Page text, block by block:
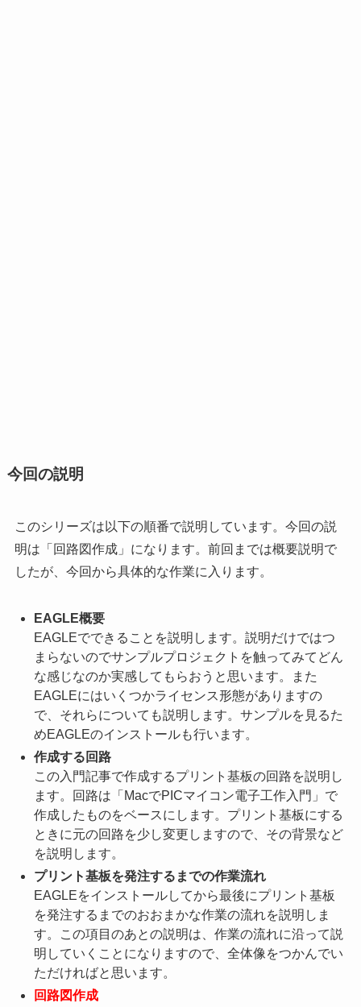
今回の説明
このシリーズは以下の順番で説明しています。今回の説
明は「回路図作成」になります。前回までは概要説明で
したが、今回から具体的な作業に入ります。
EAGLE概要
EAGLEでできることを説明します。説明だけではつ
まらないのでサンプルプロジェクトを触ってみてどん
な感じなのか実感してもらおうと思います。また
EAGLEにはいくつかライセンス形態がありますの
で、それらについても説明します。サンプルを見るた
めEAGLEのインストールも行います。
作成する回路
この入門記事で作成するプリント基板の回路を説明し
ます。回路は「MacでPICマイコン電子工作入門」で
作成したものをベースにします。プリント基板にする
ときに元の回路を少し変更しますので、その背景など
を説明します。
プリント基板を発注するまでの作業流れ
EAGLEをインストールしてから最後にプリント基板
を発注するまでのおおまかな作業の流れを説明しま
す。この項目のあとの説明は、作業の流れに沿って説
明していくことになりますので、全体像をつかんでい
ただければと思います。
回路図作成